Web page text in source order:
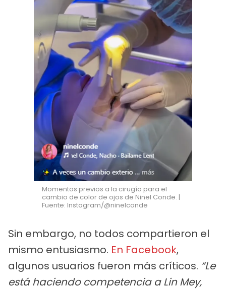
Momentos previos a la cirugía para el
cambio de color de ojos de Ninel Conde. |
Fuente: Instagram/@ninelconde
Sin embargo, no todos compartieron el
mismo entusiasmo. En Facebook,
algunos usuarios fueron más críticos. “Le
está haciendo competencia a Lin Mey,